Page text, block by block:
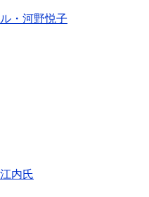
・河野悦子
内氏